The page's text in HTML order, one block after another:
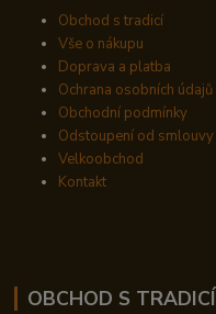
Obchod s tradicí
Vše o nákupu
Doprava a platba
Ochrana osobních údajů
Obchodní podmínky
Odstoupení od smlouvy
Velkoobchod
Kontakt
OBCHOD S TRADICÍ